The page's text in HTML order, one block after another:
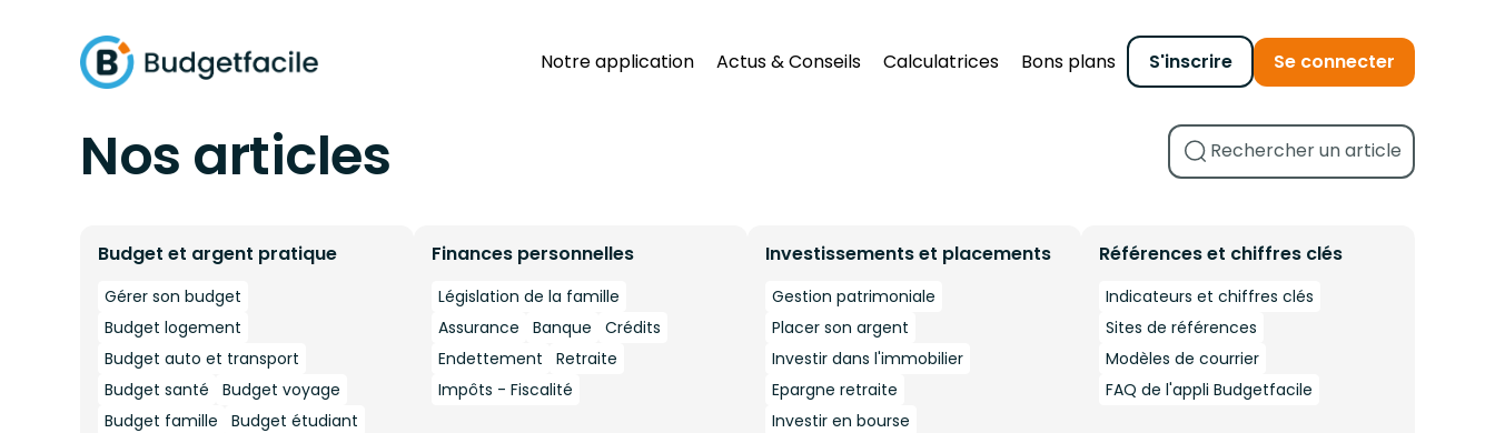
Notre application Actus & Conseils Calculatrices Bons plans S'inscrire Se connecter
Nos articles
Budget et argent pratique
Gérer son budget
Budget logement
Budget auto et transport
Budget santé
Budget voyage
Budget famille
Budget étudiant
Finances personnelles
Législation de la famille
Assurance
Banque
Crédits
Endettement
Retraite
Impôts - Fiscalité
Investissements et placements
Gestion patrimoniale
Placer son argent
Investir dans l'immobilier
Epargne retraite
Investir en bourse
Références et chiffres clés
Indicateurs et chiffres clés
Sites de références
Modèles de courrier
FAQ de l'appli Budgetfacile